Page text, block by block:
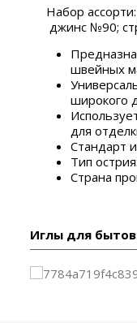
Набор
джинс №90;
швейных
широкого
для
Стандарт
Тип
Страна
Иглы для